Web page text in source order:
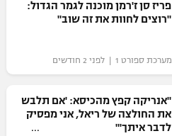
פריז סן ז'רמן מוכנה לגמר הגדול:
"רוצים לחוות את זה שוב"
מערכת ספורט 1 | לפני 2 חודשים
"אנריקה קפץ מהכיסא: 'אם תלבש
את החולצה של ריאל, אני מפסיק
לדבר איתך'"